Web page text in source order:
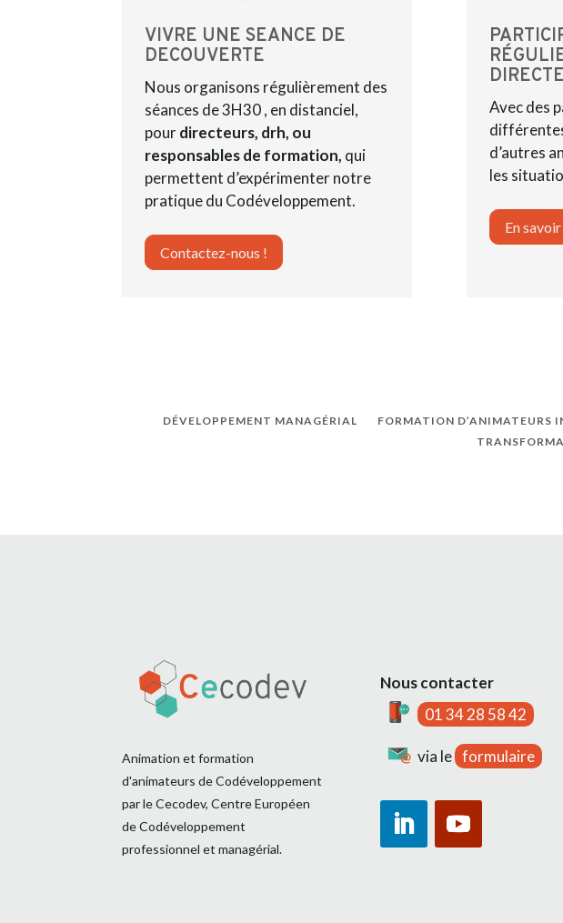
VIVRE UNE SEANCE DE
DECOUVERTE
Nous organisons régulièrement des
séances de 3H30 , en distanciel,
pourdirecteurs, drh, ou
responsables de formation, qui
permettent d’expérimenter notre
pratique du Codéveloppement.
Contactez-nous !
Avec des
d’autres
les
En
DÉVELOPPEMENT MANAGÉRIAL FORMATION D’ANIMATEURS
Animation et formation
d'animateurs de Codéveloppement
par le Cecodev, Centre Européen
de Codéveloppement
professionnel et managérial.
Nous contacter
01 34 28 58 42
via le formulaire